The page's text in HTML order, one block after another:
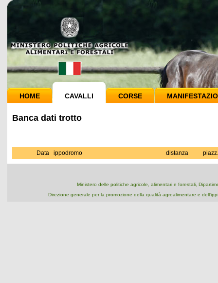
HOME CAVALLI CORSE
Banca dati trotto
Data ippodromo distanza piazz.
Ministero delle politiche agricole, alimentari e forestali,
Direzione generale per la promozione della qualità agroalimentare e